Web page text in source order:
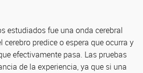
estudiados fue una onda cerebral
cerebro predice o espera que ocurra y
efectivamente pasa. Las pruebas
de la experiencia, ya que si una